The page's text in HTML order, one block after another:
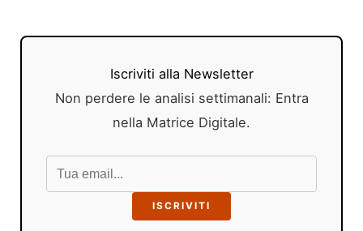
Iscriviti alla Newsletter
Non perdere le analisi settimanali: Entra
nella Matrice Digitale.
ISCRIVITI